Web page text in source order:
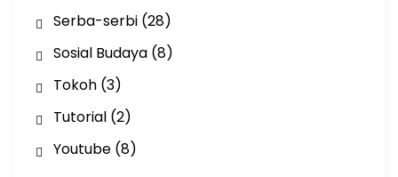
Serba-serbi(28)
Sosial Budaya(8)
Tokoh(3)
Tutorial(2)
Youtube(8)